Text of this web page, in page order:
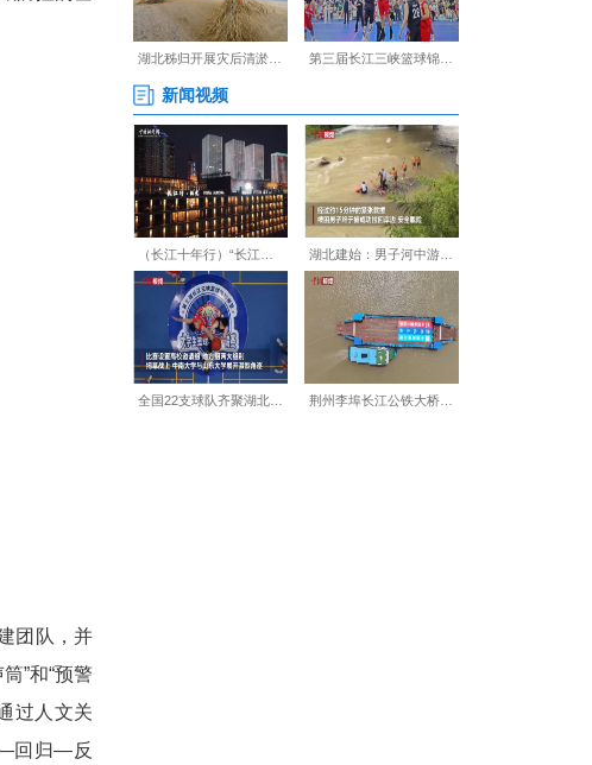
盾先锋团”。团队深度践行新时
之外。同时广泛整合社会志愿力
骑手等各行各业志愿者500余名，
，构建起全民参与、全域防控的基